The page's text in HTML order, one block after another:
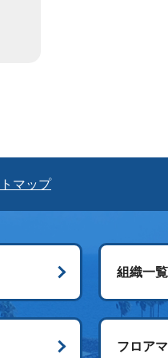
マップ
組織一
フロア